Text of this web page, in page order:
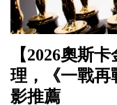
【2026奧斯
理，《一戰再
影推薦